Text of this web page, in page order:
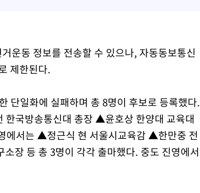
운동 정보를 전송할 수 있으나, 자동동보통신
제한된다.
단일화에 실패하며 총 8명이 후보로 등록했다.
국방송통신대 총장 ▲윤호상 한양대 교육대
에서는 ▲정근식 현 서울시교육감 ▲한만중 전
장 등 총 3명이 각각 출마했다. 중도 진영에서